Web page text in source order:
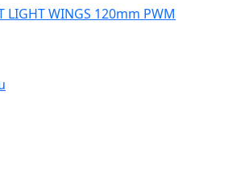
LIGHT WINGS 120mm PWM